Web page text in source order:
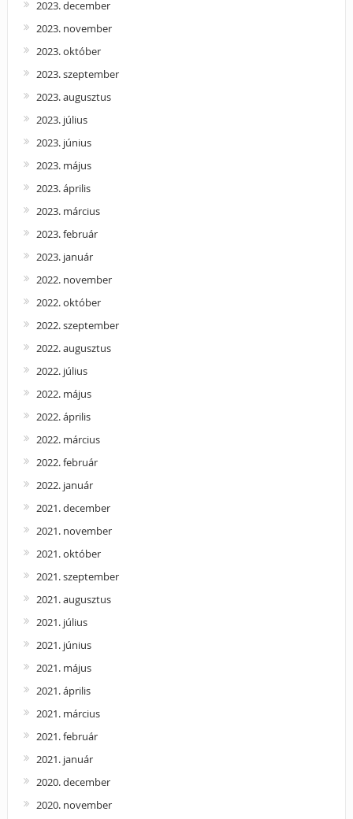
2023. december
2023. november
2023. október
2023. szeptember
2023. augusztus
2023. július
2023. június
2023. május
2023. április
2023. március
2023. február
2023. január
2022. november
2022. október
2022. szeptember
2022. augusztus
2022. július
2022. május
2022. április
2022. március
2022. február
2022. január
2021. december
2021. november
2021. október
2021. szeptember
2021. augusztus
2021. július
2021. június
2021. május
2021. április
2021. március
2021. február
2021. január
2020. december
2020. november